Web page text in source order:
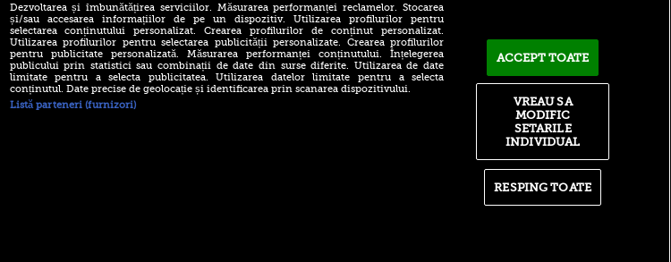
(P) Descoperă Lumea
Evenimentelor din România
Atmosferă din altă lume la
City pentru 50.000.000€ și a
Dezvoltarea și îmbunătățirea serviciilor. Măsurarea performanței reclamelor. Stocarea
și/sau accesarea informațiilor de pe un dispozitiv. Utilizarea profilurilor pentru
selectarea conținutului personalizat. Crearea profilurilor de conținut personalizat.
Utilizarea profilurilor pentru selectarea publicității personalizate. Crearea profilurilor
pentru publicitate personalizată. Măsurarea performanței conținutului. Înțelegerea
publicului prin statistici sau combinații de date din surse diferite. Utilizarea de date
limitate pentru a selecta publicitatea. Utilizarea datelor limitate pentru a selecta
conținutul. Date precise de geolocație și identificarea prin scanarea dispozitivului.
Listă parteneri (furnizori)
ACCEPT TOATE
RESPING TOATE
VREAU SA
MODIFIC
SETARILE
INDIVIDUAL